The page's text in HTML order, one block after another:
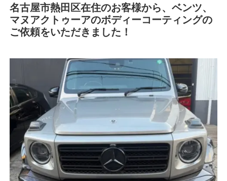
名古屋市熱田区在住のお客様から、ベンツ、
マヌアクトゥーアのボディーコーティングの
ご依頼をいただきました！